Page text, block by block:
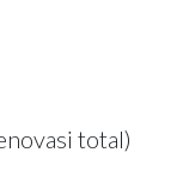
total)